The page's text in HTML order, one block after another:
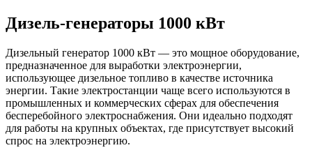
Дизель-генераторы 1000 кВт
Дизельный генератор 1000 кВт — это мощное оборудование,
предназначенное для выработки электроэнергии,
использующее дизельное топливо в качестве источника
энергии. Такие электростанции чаще всего используются в
промышленных и коммерческих сферах для обеспечения
бесперебойного электроснабжения. Они идеально подходят
для работы на крупных объектах, где присутствует высокий
спрос на электроэнергию.